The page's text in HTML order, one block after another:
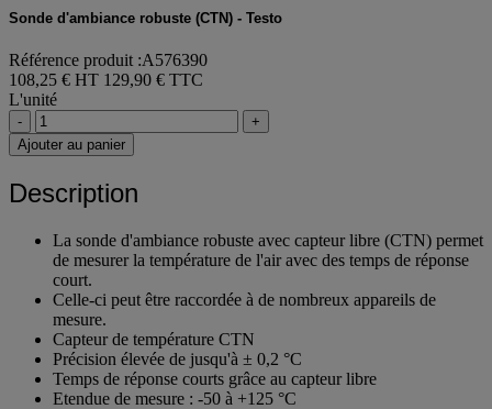
Sonde d'ambiance robuste (CTN) - Testo
Référence produit :A576390
108,25 € HT 129,90 € TTC
L'unité
-
+
Ajouter au panier
Description
La sonde d'ambiance robuste avec capteur libre (CTN) permet
de mesurer la température de l'air avec des temps de réponse
court.
Celle-ci peut être raccordée à de nombreux appareils de
mesure.
Capteur de température CTN
Précision élevée de jusqu'à ± 0,2 °C
Temps de réponse courts grâce au capteur libre
Etendue de mesure : -50 à +125 °C